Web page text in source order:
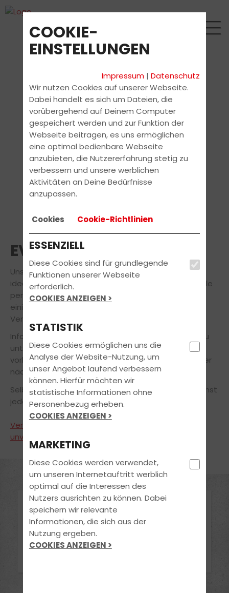
EVENTS
Unsere regelmäßig stattfindenden Events sind die
ideale Gelegenheit, das Team und unsere Fahrschule
persönlich kennenzulernen! Hier präsentieren wir Dir
einige Impressionen von vergangenen
Veranstaltungen unserer Fahrschule.
Informationen zu bevorstehenden Events findest Du
unter Kurse und Seminare. Schau doch einfach mal
vorbei, wir freuen uns, Dich zukünftig bei einer unserer
nächsten Veranstaltungen begrüßen zu dürfen.
Selbstverständlich stehen Dir unsere Türen auch sonst
jederzeit offen.
Vereinbare einfach online einen Termin für ein
unverbindliches Beratungsgespräch.
Neujahrsfeier 2024
Bilder ansehen
COOKIE-
EINSTELLUNGEN
Impressum |Datenschutz
Wir nutzen Cookies auf unserer Webseite.
Dabei handelt es sich um Dateien, die
vorübergehend auf Deinem Computer
gespeichert werden und zur Funktion der
Webseite beitragen, es uns ermöglichen
eine optimal bedienbare Webseite
anzubieten, die Nutzererfahrung stetig zu
verbessern und unsere werblichen
Aktivitäten an Deine Bedürfnisse
anzupassen.
Cookies Cookie-Richtlinien
ESSENZIELL
Diese Cookies sind für grundlegende
Funktionen unserer Webseite
erforderlich.
COOKIES ANZEIGEN >
STATISTIK
Diese Cookies ermöglichen uns die
Analyse der Website-Nutzung, um
unser Angebot laufend verbessern
können. Hierfür möchten wir
statistische Informationen ohne
Personenbezug erheben.
COOKIES ANZEIGEN >
MARKETING
Diese Cookies werden verwendet,
um unseren Internetauftritt werblich
optimal auf die Interessen des
Nutzers ausrichten zu können. Dabei
speichern wir relevante
Informationen, die sich aus der
Nutzung ergeben.
COOKIES ANZEIGEN >